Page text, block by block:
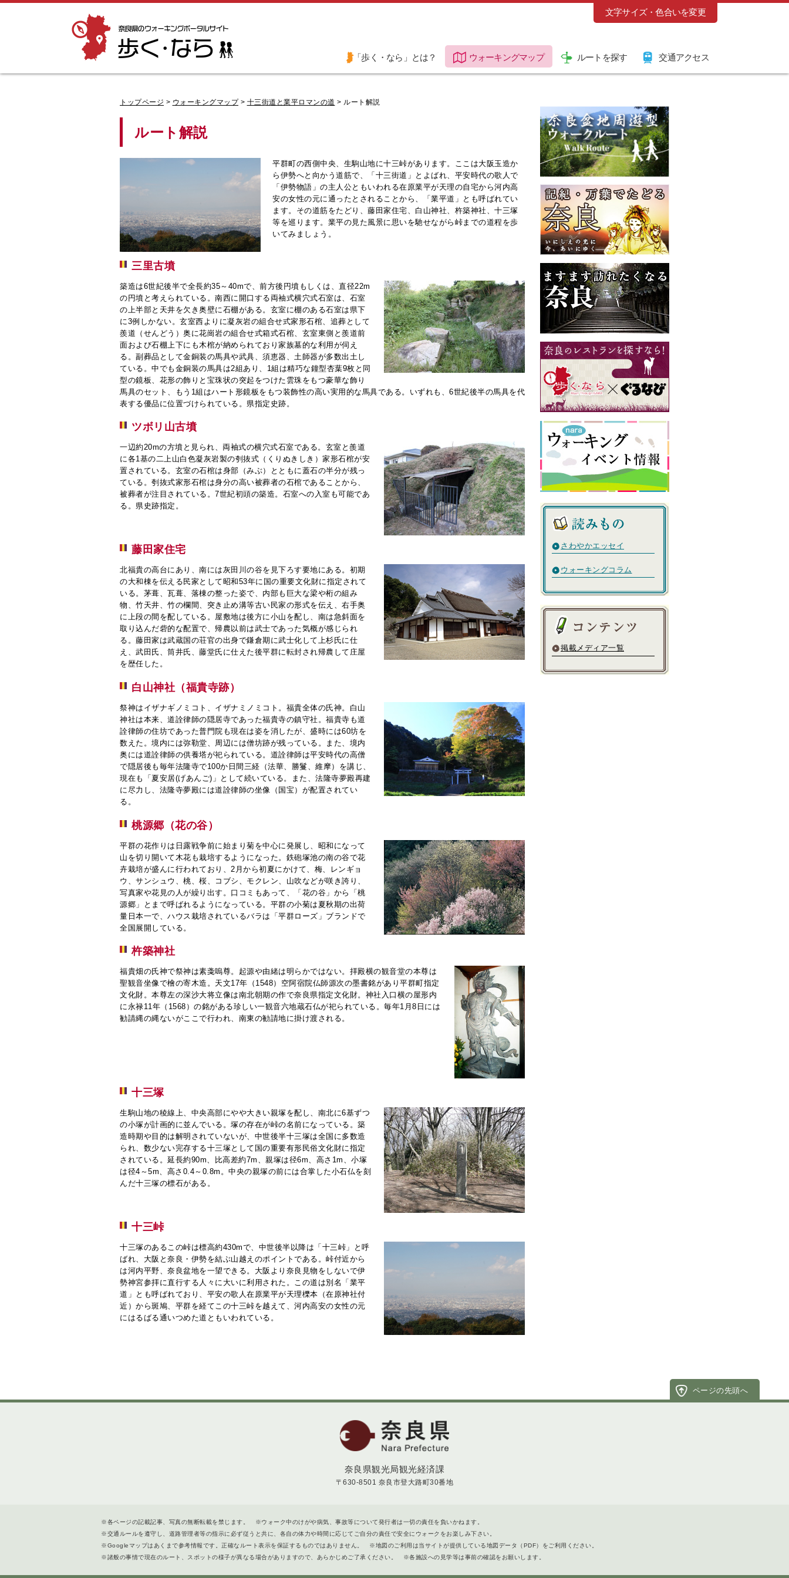
奈良県のウォーキングポータルサイト「歩
く・なら」
文字サイズ・色合いを変更
「歩く・なら」とは？ ウォーキングマップ ルートを探す 交通アクセス
トップページ > ウォーキングマップ> 十三街道と業平ロマンの道 > ルート解説
ルート解説
平群町の西側中央、生駒山地に十三峠があります。ここは大阪玉造か
ら伊勢へと向かう道筋で、「十三街道」とよばれ、平安時代の歌人で
「伊勢物語」の主人公ともいわれる在原業平が天理の自宅から河内高
安の女性の元に通ったとされることから、「業平道」とも呼ばれてい
ます。その道筋をたどり、藤田家住宅、白山神社、杵築神社、十三塚
等を巡ります。業平の見た風景に思いを馳せながら峠までの道程を歩
いてみましょう。
三里古墳
築造は6世紀後半で全長約35～40mで、前方後円墳もしくは、直径22m
の円墳と考えられている。南西に開口する両袖式横穴式石室は、石室
の上半部と天井を欠き奥壁に石棚がある。玄室に棚のある石室は県下
に3例しかない。玄室西よりに凝灰岩の組合せ式家形石棺、追葬として
羨道（せんどう）奥に花崗岩の組合せ式箱式石棺、玄室東側と羨道前
面および石棚上下にも木棺が納められており家族墓的な利用が伺え
る。副葬品として金銅装の馬具や武具、須恵器、土師器が多数出土し
ている。中でも金銅装の馬具は2組あり、1組は精巧な鐘型杏葉9枚と同
型の鏡板、花形の飾りと宝珠状の突起をつけた雲珠をもつ豪華な飾り
馬具のセット、もう1組はハート形鏡板をもつ装飾性の高い実用的な馬具である。いずれも、6世紀後半の馬具を代
表する優品に位置づけられている。県指定史跡。
ツボリ山古墳
一辺約20mの方墳と見られ、両袖式の横穴式石室である。玄室と羨道
に各1基の二上山白色凝灰岩製の刳抜式（くりぬきしき）家形石棺が安
置されている。玄室の石棺は身部（みぶ）とともに蓋石の半分が残っ
ている。刳抜式家形石棺は身分の高い被葬者の石棺であることから、
被葬者が注目されている。7世紀初頭の築造。石室への入室も可能であ
る。県史跡指定。
藤田家住宅
北福貴の高台にあり、南には灰田川の谷を見下ろす要地にある。初期
の大和棟を伝える民家として昭和53年に国の重要文化財に指定されて
いる。茅葺、瓦葺、落棟の整った姿で、内部も巨大な梁や桁の組み
物、竹天井、竹の欄間、突き止め溝等古い民家の形式を伝え、右手奥
に上段の間を配している。屋敷地は後方に小山を配し、南は急斜面を
取り込んだ砦的な配置で、帰農以前は武士であった気概が感じられ
る。藤田家は武蔵国の荘官の出身で鎌倉期に武士化して上杉氏に仕
え、武田氏、筒井氏、藤堂氏に仕えた後平群に転封され帰農して庄屋
を歴任した。
白山神社（福貴寺跡）
祭神はイザナギノミコト、イザナミノミコト。福貴全体の氏神。白山
神社は本来、道詮律師の隠居寺であった福貴寺の鎮守社。福貴寺も道
詮律師の住坊であった普門院も現在は姿を消したが、盛時には60坊を
数えた。境内には弥勒堂、周辺には僧坊跡が残っている。また、境内
奥には道詮律師の供養塔が祀られている。道詮律師は平安時代の高僧
で隠居後も毎年法隆寺で100か日間三経（法華、勝鬘、維摩）を講じ、
現在も「夏安居(げあんご)」として続いている。また、法隆寺夢殿再建
に尽力し、法隆寺夢殿には道詮律師の坐像（国宝）が配置されてい
る。
桃源郷（花の谷）
平群の花作りは日露戦争前に始まり菊を中心に発展し、昭和になって
山を切り開いて木花も栽培するようになった。鉄砲塚池の南の谷で花
卉栽培が盛んに行われており、2月から初夏にかけて、梅、レンギョ
ウ、サンシュウ、桃、桜、コブシ、モクレン、山吹などが咲き誇り、
写真家や花見の人が繰り出す。口コミもあって、「花の谷」から「桃
源郷」とまで呼ばれるようになっている。平群の小菊は夏秋期の出荷
量日本一で、ハウス栽培されているバラは「平群ローズ」ブランドで
全国展開している。
杵築神社
福貴畑の氏神で祭神は素戔嗚尊。起源や由緒は明らかではない。拝殿横の観音堂の本尊は
聖観音坐像で檜の寄木造。天文17年（1548）空阿宿院仏師源次の墨書銘があり平群町指定
文化財。本尊左の深沙大将立像は南北朝期の作で奈良県指定文化財。神社入口横の屋形内
に永禄11年（1568）の銘がある珍しい一観音六地蔵石仏が祀られている。毎年1月8日には
勧請縄の縄ないがここで行われ、南東の勧請地に掛け渡される。
十三塚
生駒山地の稜線上、中央高部にやや大きい親塚を配し、南北に6基ずつ
の小塚が計画的に並んでいる。塚の存在が峠の名前になっている。築
造時期や目的は解明されていないが、中世後半十三塚は全国に多数造
られ、数少ない完存する十三塚として国の重要有形民俗文化財に指定
されている。延長約90m、比高差約7m、親塚は径6m、高さ1m、小塚
は径4～5m、高さ0.4～0.8m。中央の親塚の前には合掌した小石仏を刻
んだ十三塚の標石がある。
十三峠
十三塚のあるこの峠は標高約430mで、中世後半以降は「十三峠」と呼
ばれ、大阪と奈良・伊勢を結ぶ山越えのポイントである。峠付近から
は河内平野、奈良盆地を一望できる。大阪より奈良見物をしないで伊
勢神宮参拝に直行する人々に大いに利用された。この道は別名「業平
道」とも呼ばれており、平安の歌人在原業平が天理櫟本（在原神社付
近）から斑鳩、平群を経てこの十三峠を越えて、河内高安の女性の元
にはるばる通いつめた道ともいわれている。
さわやかエッセイ
ウォーキングコラム
掲載メディア一覧
奈良県
奈良県観光局観光経済課
〒630-8501 奈良市登大路町30番地
※各ページの記載記事、写真の無断転載を禁じます。 ※ウォーク中のけがや病気、事故等について発行者は一切の責任を負いかねます。
※交通ルールを遵守し、道路管理者等の指示に必ず従うと共に、各自の体力や時間に応じてご自分の責任で安全にウォークをお楽しみ下さい。
※Googleマップはあくまで参考情報です。正確なルート表示を保証するものではありません。 ※地図のご利用は当サイトが提供している地図データ（PDF）をご利用ください。
※諸般の事情で現在のルート、スポットの様子が異なる場合がありますので、あらかじめご了承ください。 ※各施設への見学等は事前の確認をお願いします。
ページの先頭へ